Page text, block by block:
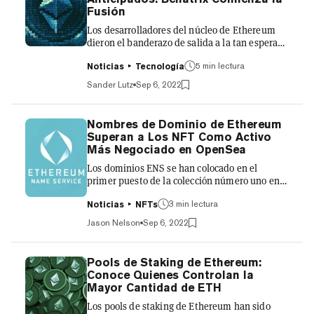
Coinbase, que actualmente ofrecen un 3,5% y
un 3,25% de rendimiento anual,
respectivamente,...
Fusión
Los desarrolladores del núcleo de Ethereum
dieron el banderazo de salida a la tan esperada
iniciando una última gran actualización antes
del gran cambio: Bellatrix. Pero algunos de los
primeros problemas técnicos han hecho que
algunos cuestionen la preparación de la red
para la actualización. La fusión, una
actualización que combina la cadena beacon
de Ethereum con su mainnet, está preparada
para la transición de la red de un sistema de
prueba de trab...
Noticias Tecnología
5 min lectura
Sander Lutz Sep 6, 2022
Nombres de Dominio de Ethereum
Superan a Los NFT Como Activo
Más Negociado en OpenSea
Los dominios ENS se han colocado en el
primer puesto de la colección número uno en
salto del 170% en las ventas de las últimas 24
horas, el servicio de nombres de Ethereum ha
superado a Bored Ape Yacht Club en volumen
de siete días. En la última semana, el volumen
de operaciones del ENS superó los 2.305 ETH o
3,76 millones de dólares, lo que representa un
aumento del 43% entre semana. El Bored Ape
Yacht Club experimentó una caída paralela del
43% hasta lo...
Noticias NFTs
3 min lectura
Jason Nelson Sep 6, 2022
Pools de Staking de Ethereum:
Conoce Quienes Controlan la
Mayor Cantidad de ETH
Los pools de staking de Ethereum han sido